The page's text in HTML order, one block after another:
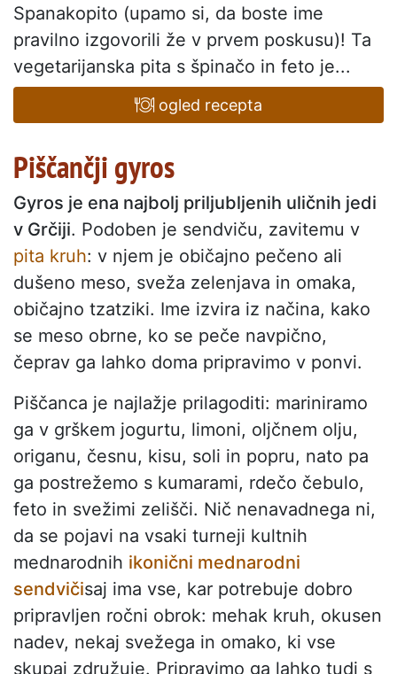
Spanakopito (upamo si, da boste ime
pravilno izgovorili že v prvem poskusu)! Ta
vegetarijanska pita s špinačo in feto je...
ogled recepta
Piščančji gyros
Gyros je ena najbolj priljubljenih uličnih jedi
v Grčiji. Podoben je sendviču, zavitemu v
pita kruh: v njem je običajno pečeno ali
dušeno meso, sveža zelenjava in omaka,
običajno tzatziki. Ime izvira iz načina, kako
se meso obrne, ko se peče navpično,
čeprav ga lahko doma pripravimo v ponvi.
Piščanca je najlažje prilagoditi: mariniramo
ga v grškem jogurtu, limoni, oljčnem olju,
origanu, česnu, kisu, soli in popru, nato pa
ga postrežemo s kumarami, rdečo čebulo,
feto in svežimi zelišči. Nič nenavadnega ni,
da se pojavi na vsaki turneji kultnih
mednarodnih ikonični mednarodni
sendvičisaj ima vse, kar potrebuje dobro
pripravljen ročni obrok: mehak kruh, okusen
nadev, nekaj svežega in omako, ki vse
skupaj združuje. Pripravimo ga lahko tudi s